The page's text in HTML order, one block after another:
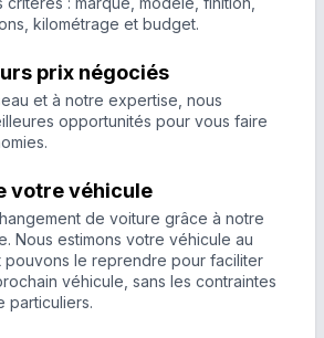
kilométrage et budget.
prix négociés
et à notre expertise, nous
opportunités pour vous faire
votre véhicule
de voiture grâce à notre
Nous estimons votre véhicule au
pouvons le reprendre pour faciliter
véhicule, sans les contraintes
particuliers.